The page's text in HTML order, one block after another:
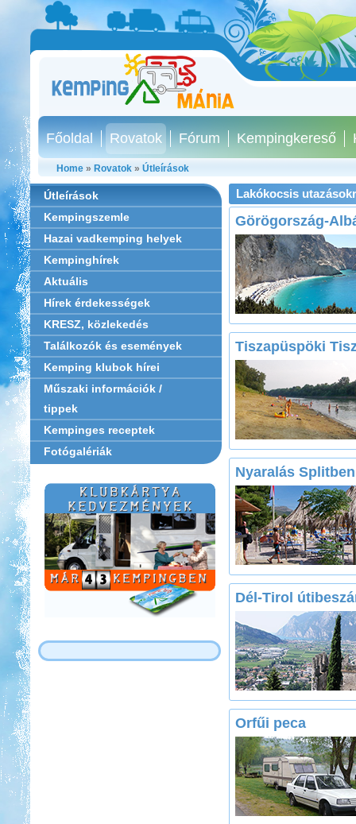
Főoldal Rovatok Fórum Kempingkereső
Home » Rovatok » Útleírások
Útleírások
Kempingszemle
Hazai vadkemping helyek
Kempinghírek
Aktuális
Hírek érdekességek
KRESZ, közlekedés
Találkozók és események
Kemping klubok hírei
Műszaki információk /
tippek
Kempinges receptek
Fotógalériák
Lakókocsis
Görögország-
Tiszapüspöki
Nyaralás Splitben
Dél-Tirol
Orfűi peca